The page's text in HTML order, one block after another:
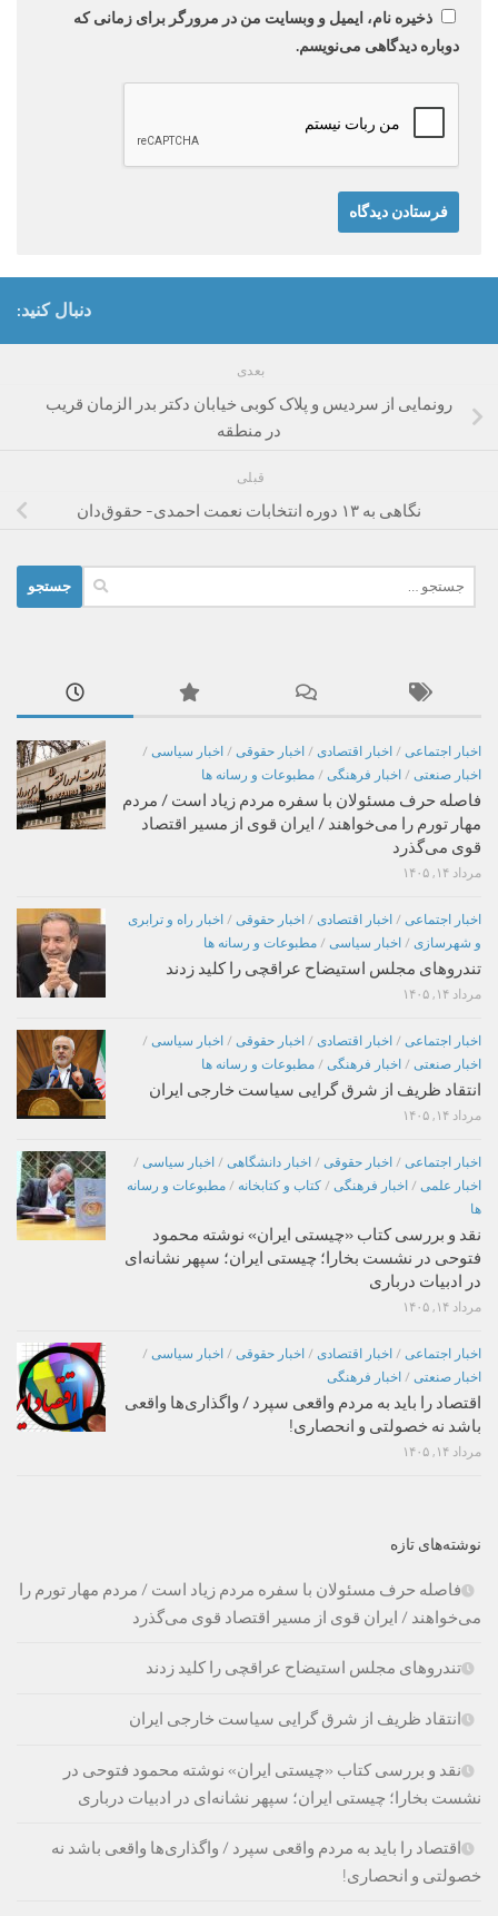
ذخیره نام، ایمیل و وبسایت من در مرورگر برای زمانی که
دوباره دیدگاهی می‌نویسم.
دنبال کنید:
بعدی
رونمایی از سردیس و پلاک کوبی خیابان دکتر بدر الزمان قریب
در منطقه
قبلی
نگاهی به ۱۳ دوره انتخابات نعمت احمدی- ‌حقوق‌دان
برای:
اخبار اجتماعی / اخبار اقتصادی / اخبار حقوقی / اخبار سیاسی /
اخبار صنعتی / اخبار فرهنگی / مطبوعات و رسانه ها
فاصله حرف مسئولان با سفره مردم زیاد است / مردم
مهار تورم را می‌خواهند / ایران قوی از مسیر اقتصاد
قوی می‌گذرد
مرداد ۱۴, ۱۴۰۵
اخبار اجتماعی / اخبار اقتصادی / اخبار حقوقی / اخبار راه و ترابری
و شهرسازی / اخبار سیاسی / مطبوعات و رسانه ها
تندروهای مجلس استیضاح عراقچی را کلید زدند
مرداد ۱۴, ۱۴۰۵
اخبار اجتماعی / اخبار اقتصادی / اخبار حقوقی / اخبار سیاسی /
اخبار صنعتی / اخبار فرهنگی / مطبوعات و رسانه ها
انتقاد ظریف از شرق گرایی سیاست خارجی ایران
مرداد ۱۴, ۱۴۰۵
اخبار اجتماعی / اخبار حقوقی / اخبار دانشگاهی / اخبار سیاسی /
اخبار علمی / اخبار فرهنگی / کتاب و کتابخانه / مطبوعات و رسانه
ها
نقد و بررسی کتاب «چیستی ایران» نوشته محمود
فتوحی در نشست بخارا؛ چیستی ایران؛ سپهر نشانه‌ای
در ادبیات درباری
مرداد ۱۴, ۱۴۰۵
اخبار اجتماعی / اخبار اقتصادی / اخبار حقوقی / اخبار سیاسی /
اخبار صنعتی / اخبار فرهنگی
اقتصاد را باید به مردم واقعی سپرد / واگذاری‌ها واقعی
باشد نه خصولتی و انحصاری!
مرداد ۱۴, ۱۴۰۵
نوشته‌های تازه
فاصله حرف مسئولان با سفره مردم زیاد است / مردم مهار تورم را
می‌خواهند / ایران قوی از مسیر اقتصاد قوی می‌گذرد
تندروهای مجلس استیضاح عراقچی را کلید زدند
انتقاد ظریف از شرق گرایی سیاست خارجی ایران
نقد و بررسی کتاب «چیستی ایران» نوشته محمود فتوحی در
نشست بخارا؛ چیستی ایران؛ سپهر نشانه‌ای در ادبیات درباری
اقتصاد را باید به مردم واقعی سپرد / واگذاری‌ها واقعی باشد نه
خصولتی و انحصاری!